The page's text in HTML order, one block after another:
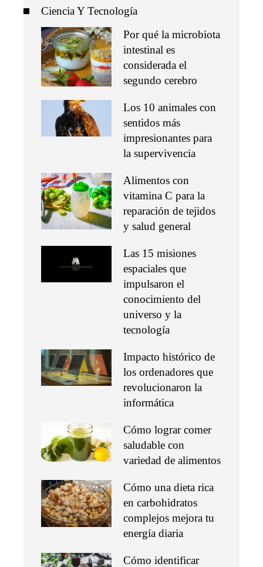
Ciencia Y Tecnología
Por qué la microbiota
intestinal es
considerada el
segundo cerebro
Los 10 animales con
sentidos más
impresionantes para
la supervivencia
Alimentos con
vitamina C para la
reparación de tejidos
y salud general
Las 15 misiones
espaciales que
impulsaron el
conocimiento del
universo y la
tecnología
Impacto histórico de
los ordenadores que
revolucionaron la
informática
Cómo lograr comer
saludable con
variedad de alimentos
Cómo una dieta rica
en carbohidratos
complejos mejora tu
energía diaria
Cómo identificar